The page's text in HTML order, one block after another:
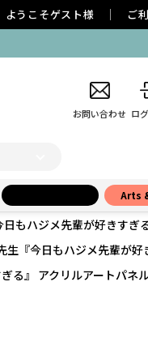
ようこそゲスト様 ご
お問い合わせ ロ
Arts
もハジメ先輩が好きすぎ
生『今日もハジメ先輩が
る』 アクリルアートパネ